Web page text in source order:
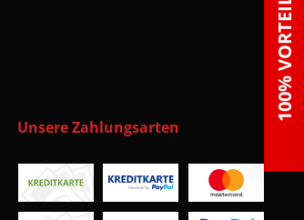
Unsere Zahlungsarten
100% VORTEILE